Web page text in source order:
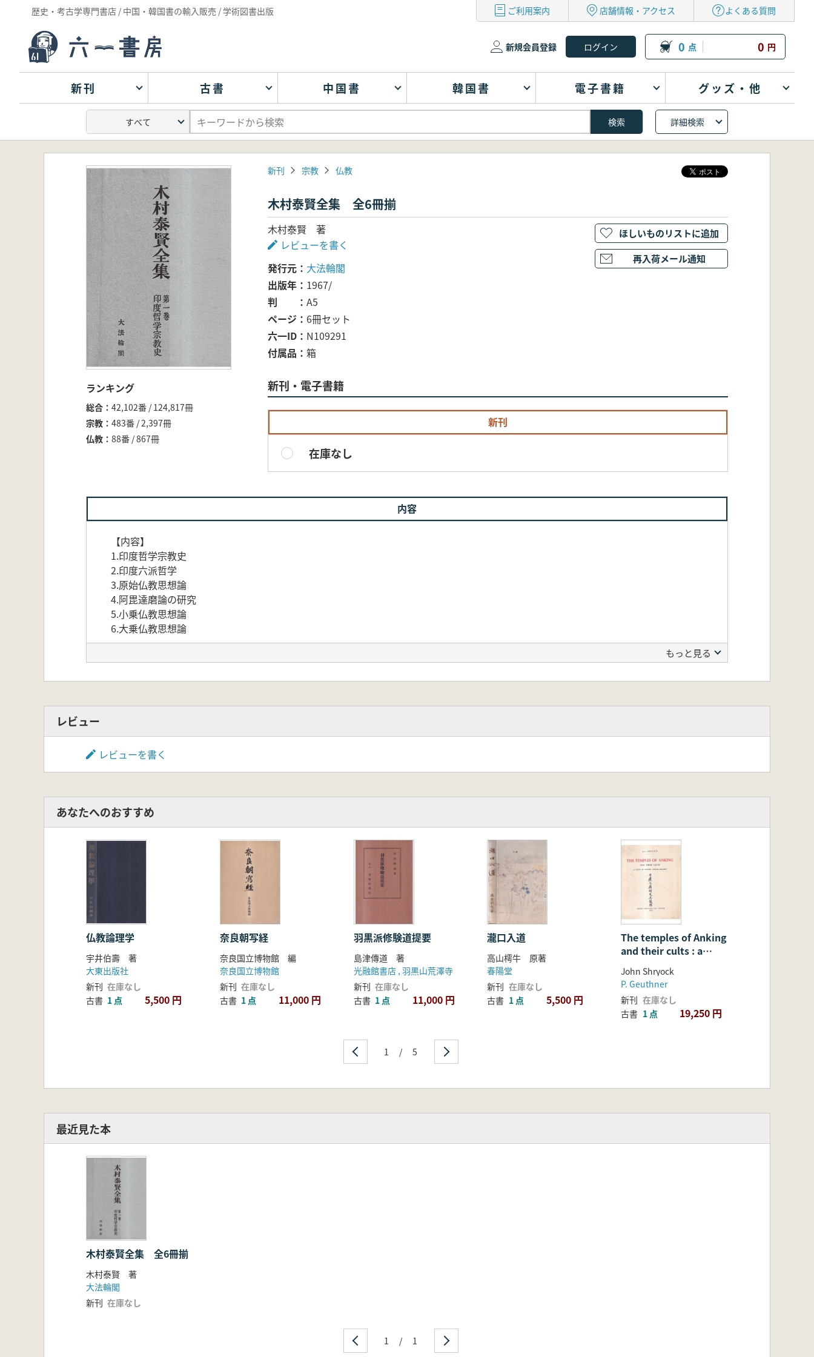
歴史・考古学専門書店 / 中国・韓国書の輸入販売 / 学術図書出版 ご利用案内 店舗情報・アクセス よくある質問
新規会員登録 0 点 0 円
新刊 古書 中国書 韓国書 電子書籍 グッズ・他
詳細検索
ランキング
総合
42,102番 / 124,817冊
宗教
483番 / 2,397冊
仏教
88番 / 867冊
新刊 宗教 仏教
木村泰賢全集 全6冊揃
木村泰賢 著
レビューを書く
発行元
大法輪閣
出版年
1967/
判
A5
ページ
6冊セット
六一ID
N109291
付属品
箱
新刊・電子書籍
新刊
在庫なし
ほしいものリストに追加
再入荷メール通知
内容
【内容】
1.印度哲学宗教史
2.印度六派哲学
3.原始仏教思想論
4.阿毘達磨論の研究
5.小乗仏教思想論
6.大乗仏教思想論
もっと見る
レビュー
レビューを書く
あなたへのおすすめ
仏教論理学
宇井伯壽 著
大東出版社
新刊 在庫なし
古書 1 点 5,500 円
奈良朝写経
奈良国立博物館 編
奈良国立博物館
新刊 在庫なし
古書 1 点 11,000 円
羽黒派修験道提要
島津傳道 著
光融館書店 , 羽黒山荒澤寺
新刊 在庫なし
古書 1 点 11,000 円
瀧口入道
高山樗牛 原著
春陽堂
新刊 在庫なし
古書 1 点 5,500 円
The temples of Anking
and their cults : a
study of modern
Chinese religion(安慶
の寺院とそのカルト : 現
代中国宗教の研究)
John Shryock
P. Geuthner
新刊 在庫なし
古書 1 点 19,250 円
1 / 5
最近見た本
木村泰賢全集 全6冊揃
木村泰賢 著
大法輪閣
新刊 在庫なし
1 / 1